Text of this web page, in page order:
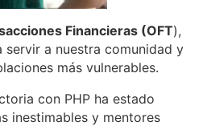
Financieras (OFT),
servir a nuestra comunidad y
más vulnerables.
con PHP ha estado
inestimables y mentores